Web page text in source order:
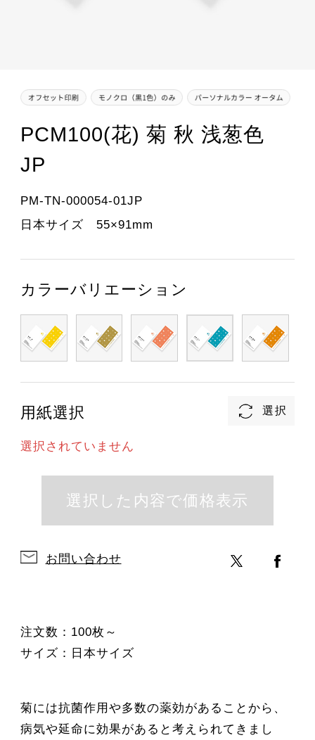
PCM100(花) 菊 秋 浅葱色
JP
PM-TN-000054-01JP
日本サイズ 55×91mm
カラーバリエーション
用紙選択
選択されていません
お問い合わせ
注文数：100枚～
サイズ：日本サイズ
菊には抗菌作用や多数の薬効があることから、
病気や延命に効果があると考えられてきまし